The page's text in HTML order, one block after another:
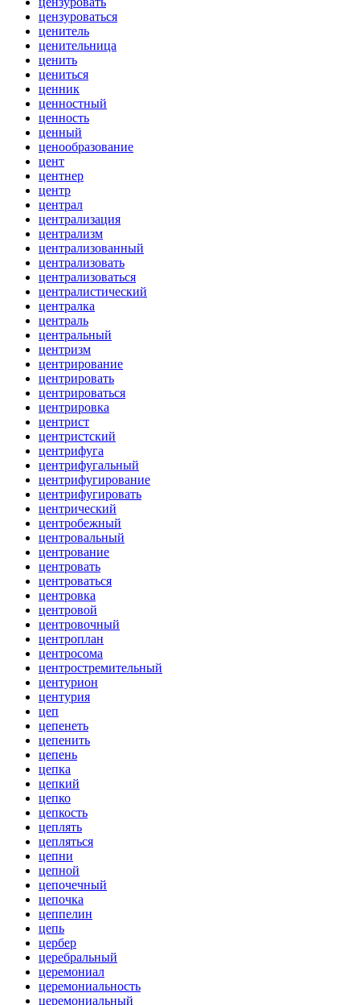
цензуроваться
ценитель
ценительница
ценить
цениться
ценник
ценностный
ценность
ценный
ценообразование
цент
центнер
центр
централ
централизация
централизм
централизованный
централизовать
централизоваться
централистический
централка
централь
центральный
центризм
центрирование
центрировать
центрироваться
центрировка
центрист
центристский
центрифуга
центрифугальный
центрифугирование
центрифугировать
центрический
центробежный
центровальный
центрование
центровать
центроваться
центровка
центровой
центровочный
центроплан
центросома
центростремительный
центурион
центурия
цеп
цепенеть
цепенить
цепень
цепка
цепкий
цепко
цепкость
цеплять
цепляться
цепни
цепной
цепочечный
цепочка
цеппелин
цепь
цербер
церебральный
церемониал
церемониальность
церемониальный